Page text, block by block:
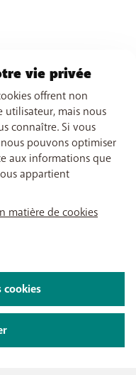
vie privée
offrent non
utilisateur, mais nous
connaître. Si vous
pouvons optimiser
aux informations que
appartient
matière de cookies
cookies